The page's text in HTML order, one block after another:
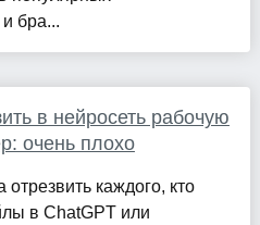
бра...
в нейросеть рабочую
очень плохо
каждого, кто
в ChatGPT или